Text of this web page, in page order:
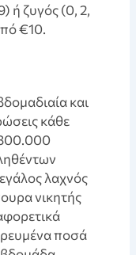
ή ζυγός (0, 2,
€10.
και
κάθε
λαχνός
νικητής
ποσά